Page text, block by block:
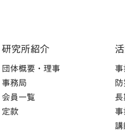
研究所紹介
団体概要・理事
事務局
会員一覧
定款